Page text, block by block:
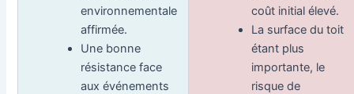
environnementale
affirmée.
Une bonne
résistance face
aux événements
coût initial élevé.
La surface du toit
étant plus
importante, le
risque de